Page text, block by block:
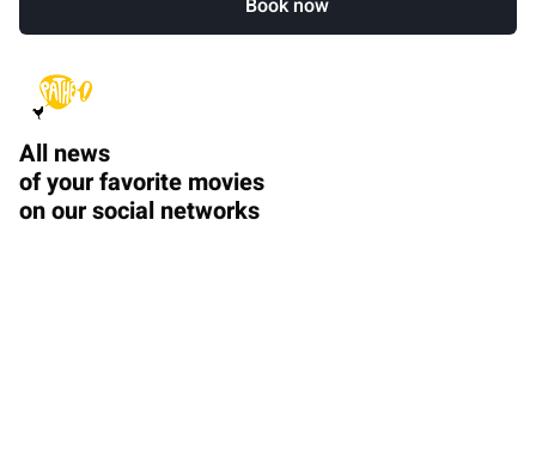
All news
of your favorite movies
on our social networks